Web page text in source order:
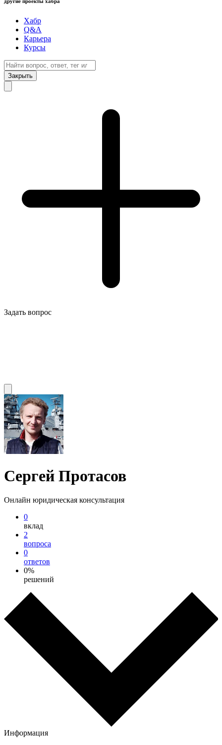
Хабр
Q&A
Карьера
Курсы
Закрыть
Задать вопрос
Сергей Протасов
Онлайн юридическая консультация
0
вклад
2
вопроса
0
ответов
0%
решений
Информация